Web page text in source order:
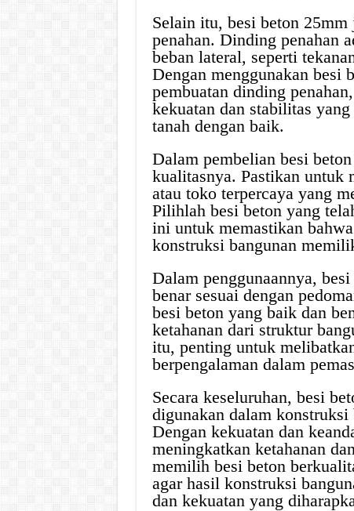
Selain itu, besi beton
penahan. Dinding penahan
beban lateral, seperti
Dengan menggunakan besi
pembuatan dinding
kekuatan dan stabilitas
tanah dengan baik.
Dalam pembelian besi
kualitasnya. Pastikan untuk
atau toko terpercaya yang
Pilihlah besi beton yang
ini untuk memastikan
konstruksi bangunan
Dalam penggunaannya,
benar sesuai dengan
besi beton yang baik dan
ketahanan dari struktur
itu, penting untuk
berpengalaman dalam
Secara keseluruhan, besi
digunakan dalam
Dengan kekuatan dan
meningkatkan ketahanan
memilih besi beton
agar hasil konstruksi
dan kekuatan yang